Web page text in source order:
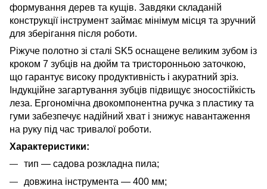
формування дерев та кущів. Завдяки складаній
конструкції інструмент займає мінімум місця та зручний
для зберігання після роботи.
Ріжуче полотно зі сталі SK5 оснащене великим зубом із
кроком 7 зубців на дюйм та тристоронньою заточкою,
що гарантує високу продуктивність і акуратний зріз.
Індукційне загартування зубців підвищує зносостійкість
леза. Ергономічна двокомпонентна ручка з пластику та
гуми забезпечує надійний хват і знижує навантаження
на руку під час тривалої роботи.
Характеристики:
тип — садова розкладна пила;
довжина інструмента — 400 мм;